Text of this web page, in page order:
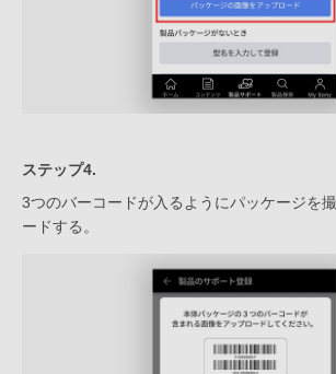
ステップ4.
3つのバーコードが入るようにパッケージを
ードする。